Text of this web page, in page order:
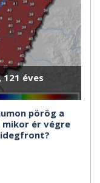
éves
pörög a
mikor ér végre